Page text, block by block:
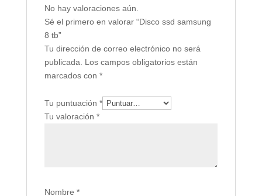
No hay valoraciones aún.
Sé el primero en valorar “Disco ssd samsung
8 tb”
Tu dirección de correo electrónico no será
publicada. Los campos obligatorios están
marcados con *
Tu puntuación *
Tu valoración *
Nombre *